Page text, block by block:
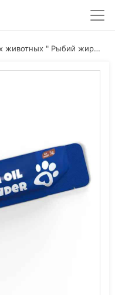
животных " Рыбий жир для домашних животных